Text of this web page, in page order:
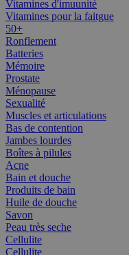
Vitamines d'imuunité
Vitamines pour la faitgue
50+
Ronflement
Batteries
Mémoire
Prostate
Ménopause
Sexualité
Muscles et articulations
Bas de contention
Jambes lourdes
Boîtes à pilules
Acne
Bain et douche
Produits de bain
Huile de douche
Savon
Peau très seche
Cellulite
Cellulite